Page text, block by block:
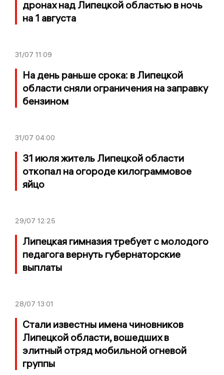
дронах над Липецкой областью в ночь
на 1 августа
31/07 11:09
На день раньше срока: в Липецкой
области сняли ограничения на заправку
бензином
31/07 04:00
31 июля житель Липецкой области
откопал на огороде килограммовое
яйцо
29/07 12:25
Липецкая гимназия требует с молодого
педагога вернуть губернаторские
выплаты
28/07 13:01
Стали известны имена чиновников
Липецкой области, вошедших в
элитный отряд мобильной огневой
группы